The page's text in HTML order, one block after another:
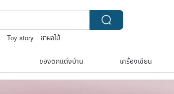
Toy story
ชาผลไม้
ของตกแต่งบ้าน เครื่องเขียน